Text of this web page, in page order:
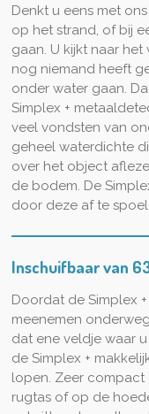
Denkt u eens met
op het strand, of bij
gaan. U kijkt naar
nog niemand heeft
onder water gaan.
Simplex +
veel vondsten van
geheel waterdichte
over het object
de bodem. De
door deze af te
Inschuifbaar van
Doordat de Simplex
meenemen
dat ene veldje waar
de Simplex +
lopen. Zeer compact
rugtas of op de